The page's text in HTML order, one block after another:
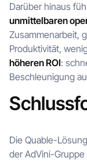
Darüber hinaus
unmittelbaren
Zusammenarbeit,
Produktivität,
höheren ROI:
Beschleunigung
Die Quable-
der AdVini-